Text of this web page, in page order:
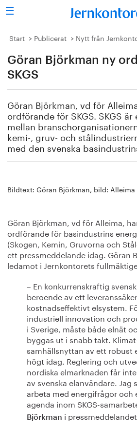
Sök
Stålindustrin
Vision 2050
Energi/miljö
Vi tycker
Publicerat
Start Publicerat Nytt från
Göran Björkman ny
SKGS
Göran Björkman, vd för
ordförande för SKGS. SKGS
mellan
kemi-, gruv- och
med den svenska
Bildtext: Göran Björkman, bild: Alleima
Göran Björkman, vd för Alleima,
ordförande för basindustrins
(Skogen, Kemin, Gruvorna och
ett pressmeddelande idag. Göran
ledamot i Jernkontorets
– En konkurrenskraftig
beroende av ett
kostnadseffektivt elsystem.
industriell innovation och
i Sverige, måste både elnät
byggas ut i snabb takt.
samhällsnyttan av ett robust
högt idag. Reglering och
nordiska elmarknaden får
av svenska elanvändare. Jag
arbeta med energifrågor och
agenda inom SKGS-
Björkman i